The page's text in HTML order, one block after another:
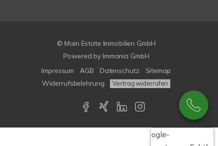
© Main Estate Immobilien GmbH
Powered by Immonia GmbH
Impressum
AGB Datenschutz
Sitemap
Widerrufsbelehrung
Vertrag widerrufen
Google-